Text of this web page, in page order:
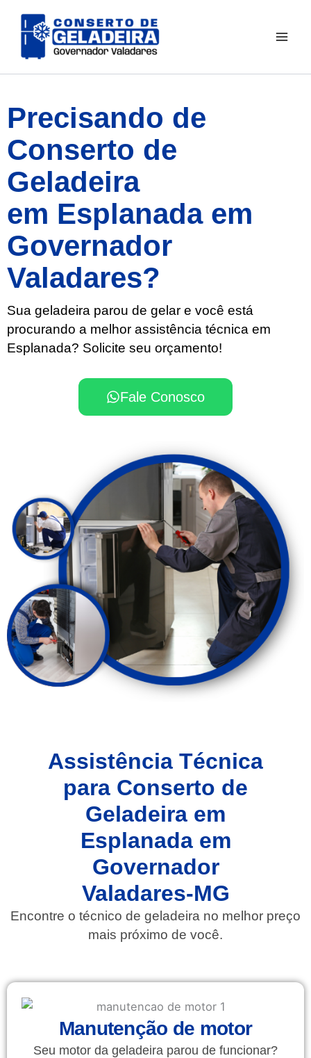
para
Precisando de
Conserto de
Geladeira
em Esplanada em
Governador
Valadares?
Sua geladeira parou de gelar e você está
procurando a melhor assistência técnica em
Esplanada? Solicite seu orçamento!
Fale Conosco
Assistência Técnica
para Conserto de
Geladeira em
Esplanada em
Governador
Valadares-MG
Encontre o técnico de geladeira no melhor preço
mais próximo de você.
Manutenção de motor
Seu motor da geladeira parou de funcionar?